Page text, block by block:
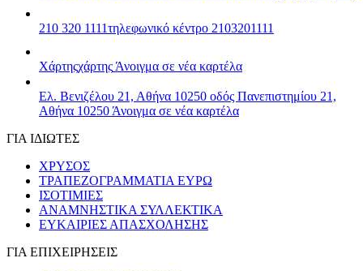
210 320 1111τηλεφωνικό κέντρο 2103201111
Χάρτηςχάρτης Άνοιγμα σε νέα καρτέλα
Ελ. Βενιζέλου 21, Αθήνα 10250 οδός Πανεπιστημίου 21,
Αθήνα 10250 Άνοιγμα σε νέα καρτέλα
ΓΙΑ ΙΔΙΩΤΕΣ
ΧΡΥΣΟΣ
ΤΡΑΠΕΖΟΓΡΑΜΜΑΤΙΑ ΕΥΡΩ
ΙΣΟΤΙΜΙΕΣ
ΑΝΑΜΝΗΣΤΙΚΑ ΣΥΛΛΕΚΤΙΚΑ
ΕΥΚΑΙΡΙΕΣ ΑΠΑΣΧΟΛΗΣΗΣ
ΓΙΑ ΕΠΙΧΕΙΡΗΣΕΙΣ